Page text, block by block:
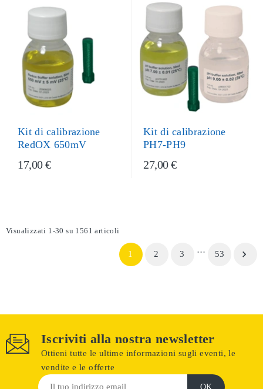
Kit di calibrazione
RedOX 650mV
17,00 €
Kit di calibrazione
PH7-PH9
27,00 €
Visualizzati 1-30 su 1561 articoli
1 2 3 … 53 
Iscriviti alla nostra newsletter
Ottieni tutte le ultime informazioni sugli eventi, le
vendite e le offerte